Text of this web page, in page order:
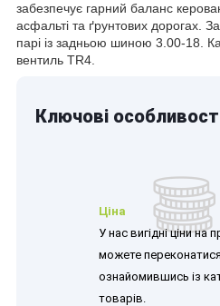
забезпечує гарний баланс
асфальті та ґрунтових дорогах.
парі із задньою шиною 3.00-18.
вентиль TR4.
Ключові
Ціна
У нас вигідні ціни на
можете
ознайомившись із
товарів.